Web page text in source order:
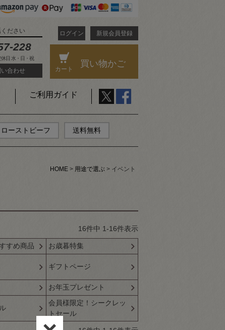
ださい
228
日 水・日・祝
合わせ
ログイン 新規会員登録
カート
買い物かご
ご利用ガイド
ローストビーフ 送料無料
HOME 用途で選ぶ イベント
16件中 1-16件表示
すめ商品 お歳暮特集
ギフトページ
お年玉プレゼント
会員様限定！シークレッ
トセール